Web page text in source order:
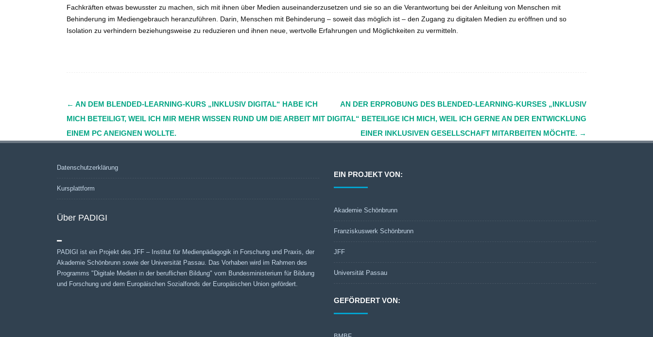
Fachkräften etwas bewusster zu machen, sich mit ihnen über Medien auseinanderzusetzen und sie so an die Verantwortung bei der Anleitung von Menschen mit
Behinderung im Mediengebrauch heranzuführen. Darin, Menschen mit Behinderung – soweit das möglich ist – den Zugang zu digitalen Medien zu eröffnen und so
Isolation zu verhindern beziehungsweise zu reduzieren und ihnen neue, wertvolle Erfahrungen und Möglichkeiten zu vermitteln.
Navigation
(Beiträge)
← AN DEM BLENDED-LEARNING-KURS „INKLUSIV DIGITAL“ HABE ICH
MICH BETEILIGT, WEIL ICH MIR MEHR WISSEN RUND UM DIE ARBEIT MIT
EINEM PC ANEIGNEN WOLLTE.
AN DER ERPROBUNG DES BLENDED-LEARNING-KURSES „INKLUSIV
DIGITAL“ BETEILIGE ICH MICH, WEIL ICH GERNE AN DER ENTWICKLUNG
EINER INKLUSIVEN GESELLSCHAFT MITARBEITEN MÖCHTE. →
Datenschutzerklärung
Kursplattform
Über PADIGI
PADIGI ist ein Projekt des JFF – Institut für Medienpädagogik in Forschung und Praxis, der
Akademie Schönbrunn sowie der Universität Passau. Das Vorhaben wird im Rahmen des
Programms "Digitale Medien in der beruflichen Bildung" vom Bundesministerium für Bildung
und Forschung und dem Europäischen Sozialfonds der Europäischen Union gefördert.
EIN PROJEKT VON:
Akademie Schönbrunn
Franziskuswerk Schönbrunn
JFF
Universität Passau
GEFÖRDERT VON: